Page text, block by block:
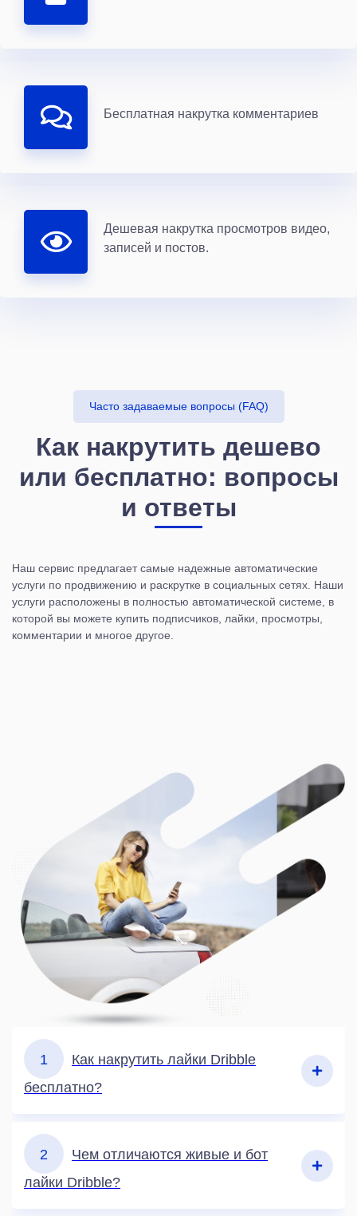
Бесплатная накрутка комментариев
Дешевая накрутка просмотров видео,
записей и постов.
Часто задаваемые вопросы (FAQ)
Как накрутить дешево
или бесплатно: вопросы
и ответы
Наш сервис предлагает самые надежные автоматические
услуги по продвижению и раскрутке в социальных сетях. Наши
услуги расположены в полностью автоматической системе, в
которой вы можете купить подписчиков, лайки, просмотры,
комментарии и многое другое.
1
Как накрутить лайки Dribble
бесплатно?
2
Чем отличаются живые и бот
лайки Dribble?